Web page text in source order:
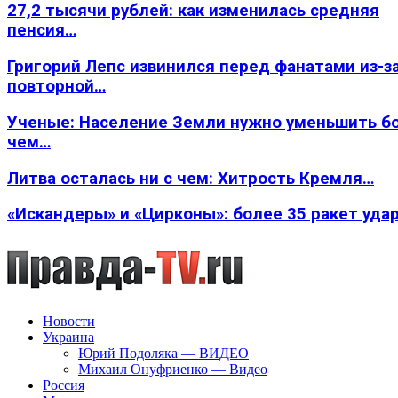
27,2 тысячи рублей: как изменилась средняя
пенсия…
Григорий Лепс извинился перед фанатами из-
повторной…
Ученые: Население Земли нужно уменьшить
чем…
Литва осталась ни с чем: Хитрость Кремля…
«Искандеры» и «Цирконы»: более 35 ракет
Новости
Украина
Юрий Подоляка — ВИДЕО
Михаил Онуфриенко — Видео
Россия